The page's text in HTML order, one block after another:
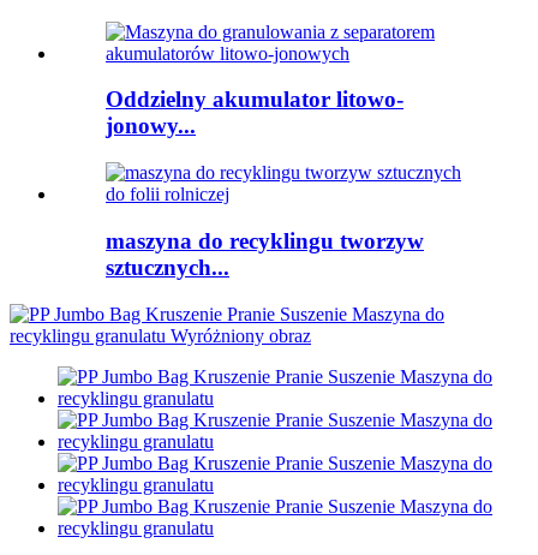
Oddzielny akumulator litowo-
jonowy...
maszyna do recyklingu tworzyw
sztucznych...